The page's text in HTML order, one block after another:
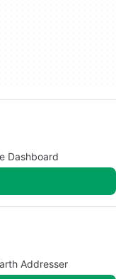
Dashboard
Addresser